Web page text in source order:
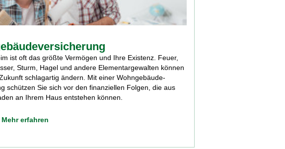
ist oft das größte Vermögen und Ihre Existenz. Feuer,
Sturm, Hagel und andere Elementar­gewalten können
schlagartig ändern. Mit einer Wohn­gebäude­­
schützen Sie sich vor den finanziellen Folgen, die aus
an Ihrem Haus entstehen können.
Mehr erfahren